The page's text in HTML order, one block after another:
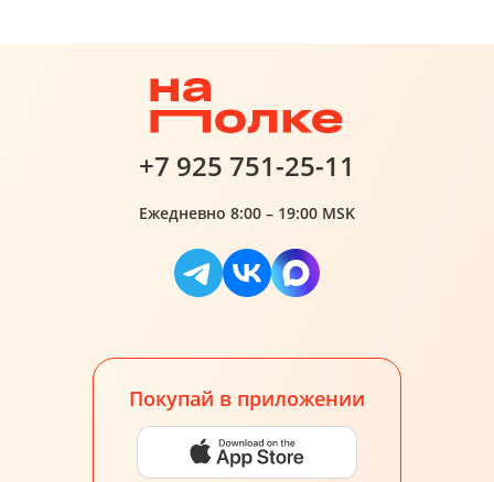
+7 925 751-25-11
Ежедневно 8:00 – 19:00 MSK
Покупай в приложении